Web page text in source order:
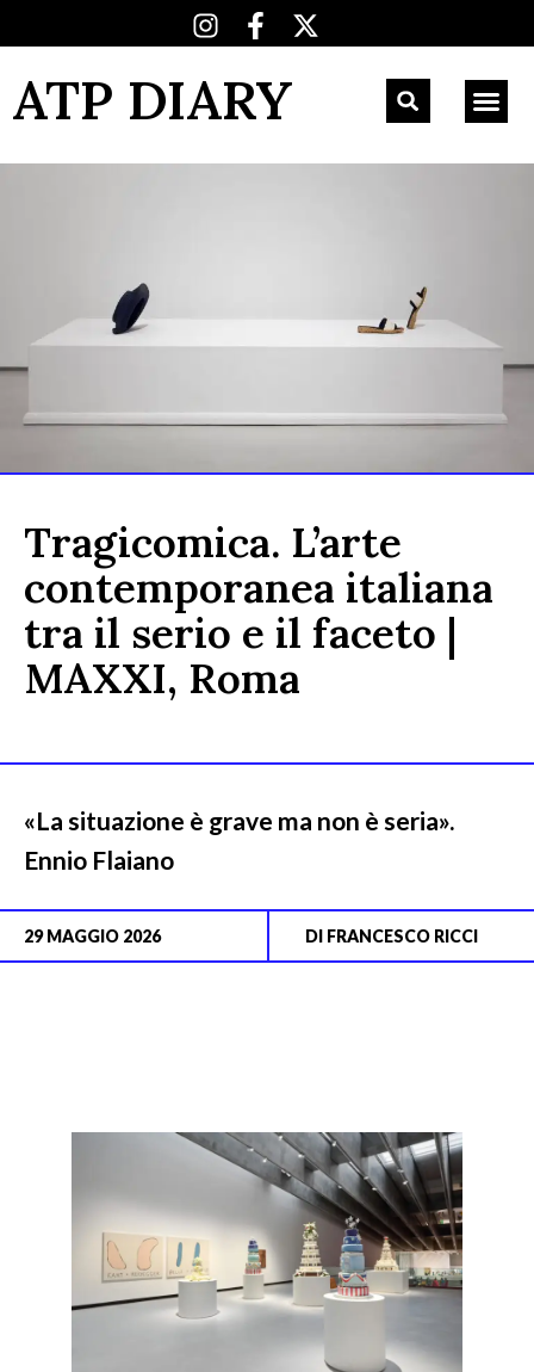
ATP DIARY
Tragicomica. L’arte
contemporanea italiana
tra il serio e il faceto |
MAXXI, Roma
«La situazione è grave ma non è seria».
Ennio Flaiano
29 MAGGIO 2026 DI FRANCESCO RICCI